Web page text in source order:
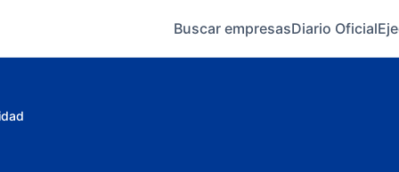
Buscar empresasDiario Oficial